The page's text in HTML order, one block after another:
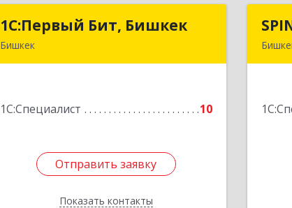
1С:Первый Бит, Бишкек
Бишкек
1С:Специалист 10
Отправить заявку
Показать контакты
1С:Первый Бит, Бишкек
Подробнее
Отправить заявку
Назад